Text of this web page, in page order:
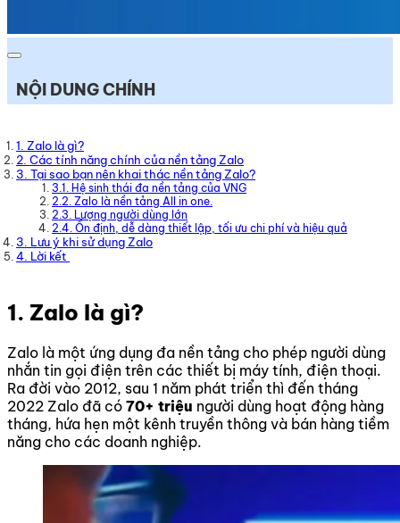
NỘI DUNG CHÍNH
1. Zalo là gì?
2. Các tính năng chính của nền tảng Zalo
3. Tại sao bạn nên khai thác nền tảng Zalo?
3.1. Hệ sinh thái đa nền tảng của VNG
2.2. Zalo là nền tảng All in one.
2.3. Lượng người dùng lớn
2.4. Ổn định, dễ dàng thiết lập, tối ưu chi phí và hiệu quả
3. Lưu ý khi sử dụng Zalo
4. Lời kết
1. Zalo là gì?
Zalo là một ứng dụng đa nền tảng cho phép người dùng
nhắn tin gọi điện trên các thiết bị máy tính, điện thoại.
Ra đời vào 2012, sau 1 năm phát triển thì đến tháng
2022 Zalo đã có 70+ triệu người dùng hoạt động hàng
tháng, hứa hẹn một kênh truyền thông và bán hàng tiềm
năng cho các doanh nghiệp.